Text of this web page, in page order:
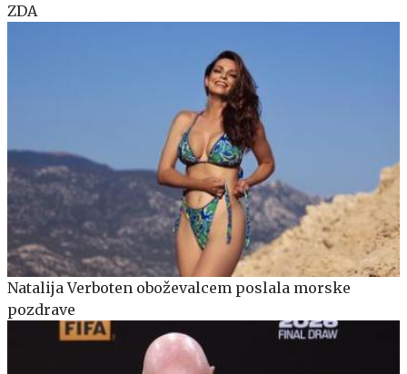
ZDA
Natalija Verboten oboževalcem poslala morske
pozdrave